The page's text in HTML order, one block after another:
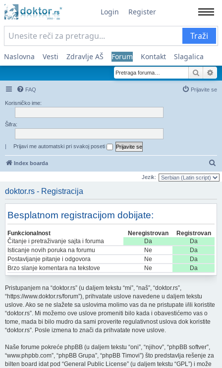
Login Register
Traži
Naslovna Vesti Zdravlje AŠ Forum Kontakt Slagalica
FAQ Prijavite se
Korisničko ime:
Šifra:
| Prijavi me automatski pri svakoj poseti
Index boarda
Jezik:
doktor.rs - Registracija
Besplatnom registracijom dobijate:
Funkcionalnost Neregistrovan
Registrovan
Čitanje i pretraživanje sajta i foruma
Da
Da
Isticanje novih poruka na forumu
Ne
Da
Postavljanje pitanje i odgovora
Ne
Da
Brzo slanje komentara na tekstove
Ne Da
Pristupanjem na “doktor.rs” (u daljem tekstu “mi”, “naš”, “doktor.rs”,
“https://www.doktor.rs/forum”), prihvatate uslove navedene u daljem tekstu
uslove. Ako se ne slažete sa uslovima molimo vas da ne pristupate i/ili koristite
“doktor.rs”. Mi možemo ove uslove promeniti bilo kada i obavestićemo vas o
tome, mada bi bilo mudro da sami proverite regulativnost uslova dok koristite
“doktor.rs”. Posle izmena to znači da prihvatate nove uslove.
Naše forume pokreće phpBB (u daljem tekstu “oni”, “njihov”, “phpBB softver”,
“www.phpbb.com”, “phpBB Grupa”, “phpBB Timovi”) što predstavlja rešenje za
bilten board idat pod “General Public License” (u daljem tekstu “GPL”) i može